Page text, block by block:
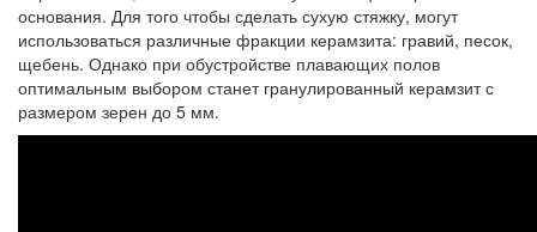
основания. Для того чтобы сделать сухую стяжку, могут
использоваться различные фракции керамзита: гравий, песок,
щебень. Однако при обустройстве плавающих полов
оптимальным выбором станет гранулированный керамзит с
размером зерен до 5 мм.